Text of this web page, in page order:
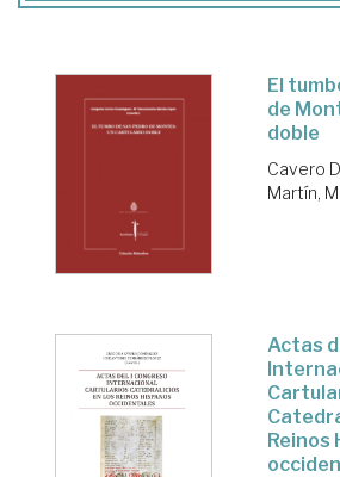
El
de
doble
Cavero
Martín,
Actas
Reinos